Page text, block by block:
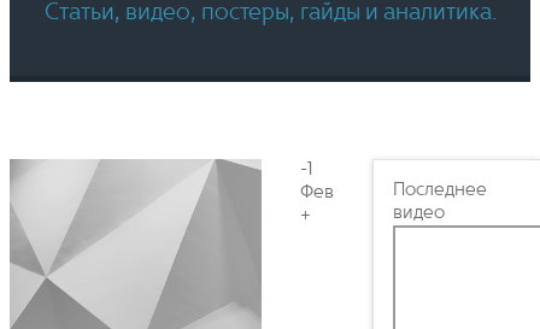
Статьи, видео, постеры, гайды и аналитика.
-1
Фев
+
Последнее
видео